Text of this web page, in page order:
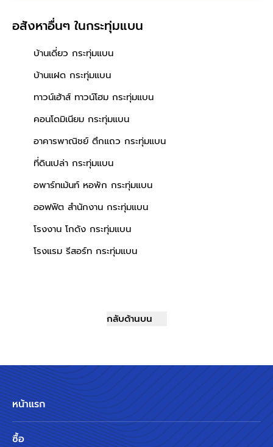
อสังหาอื่นๆในกระทุ่มแบน
บ้านเดี่ยว กระทุ่มแบน
บ้านแฝด กระทุ่มแบน
ทาวน์เฮ้าส์ ทาวน์โฮม กระทุ่มแบน
คอนโดมิเนียม กระทุ่มแบน
อาคารพาณิชย์ ตึกแถว กระทุ่มแบน
ที่ดินเปล่า กระทุ่มแบน
อพาร์ทเม้นท์ หอพัก กระทุ่มแบน
ออฟฟิต สำนักงาน กระทุ่มแบน
โรงงาน โกดัง กระทุ่มแบน
โรงแรม รีสอร์ท กระทุ่มแบน
กลับด้านบน
หน้าแรก
ซื้อ